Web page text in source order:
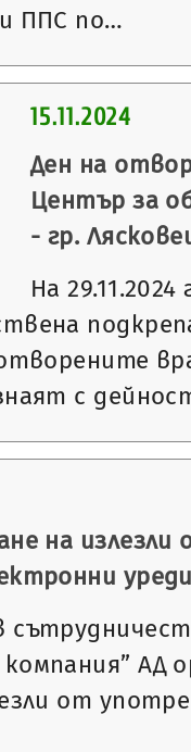
ППС по…
15.11.2024
Ден на
Център за
- гр.
На
с
на
АД
от